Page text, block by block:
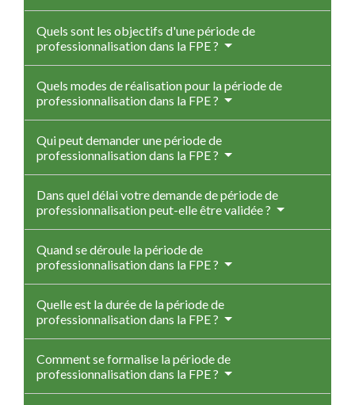
Quels sont les objectifs d'une période de
professionnalisation dans la FPE ?
Quels modes de réalisation pour la période de
professionnalisation dans la FPE ?
Qui peut demander une période de
professionnalisation dans la FPE ?
Dans quel délai votre demande de période de
professionnalisation peut-elle être validée ?
Quand se déroule la période de
professionnalisation dans la FPE ?
Quelle est la durée de la période de
professionnalisation dans la FPE ?
Comment se formalise la période de
professionnalisation dans la FPE ?